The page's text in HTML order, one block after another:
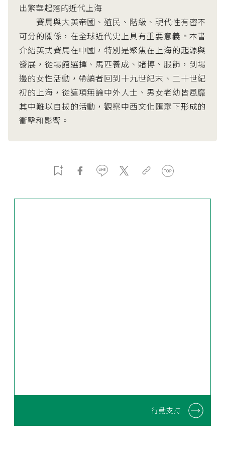
出繁華起落的近代上海
賽馬與大英帝國、殖民、階級、現代性有密不
可分的關係，在全球近代史上具有重要意義。本書
介紹英式賽馬在中國，特別是聚焦在上海的起源與
發展，從場館選擇、馬匹養成、賭博、服飾，到場
邊的女性活動，帶讀者回到十九世紀末、二十世紀
初的上海，從這項無論中外人士、男女老幼皆風靡
其中難以自拔的活動，觀察中西文化匯聚下形成的
衝擊和影響。
行動支持